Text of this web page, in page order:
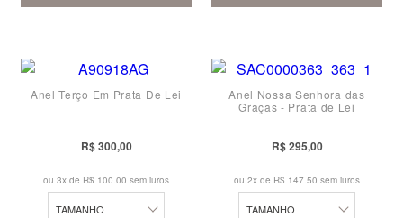
Anel Terço Em Prata De Lei
R$ 300,00
ou 3x de R$ 100,00 sem juros
TAMANHO
14
17
Anel Nossa Senhora das
Graças - Prata de Lei
R$ 295,00
ou 2x de R$ 147,50 sem juros
TAMANHO
16
15
19